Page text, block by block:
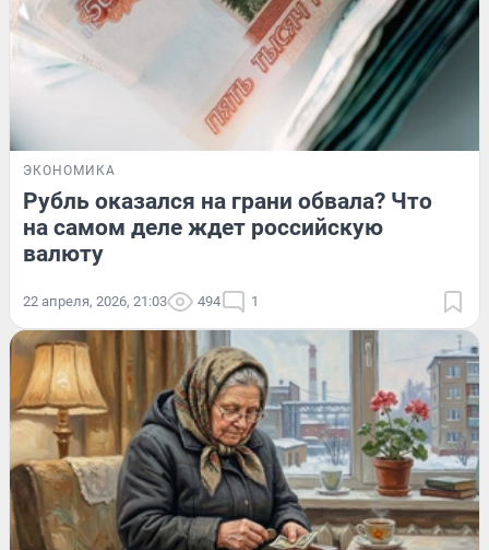
ЭКОНОМИКА
Рубль оказался на грани обвала? Что
на самом деле ждет российскую
валюту
22 апреля, 2026, 21:03 494 1